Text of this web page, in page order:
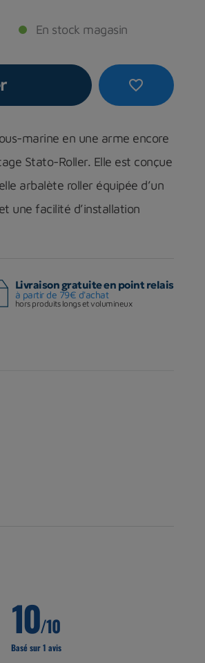
En stock magasin
favorite_border
marine en une arme encore
Stato-Roller. Elle est conçue
arbalète roller équipée d’un
une facilité d’installation
Livraison gratuite en point relais
à partir de 79€ d'achat
hors produits longs et volumineux
10/10
Basé sur 1 avis